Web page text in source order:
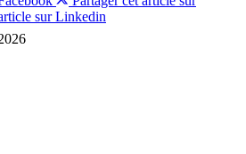
sur Linkedin